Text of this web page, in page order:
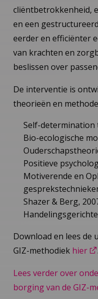
cliëntbetrokkenheid,
en een
eerder en efficiënter
van krachten en
beslissen over
De interventie is
theorieën en
​Self-determination
Bio-ecologische
Positieve
Motiverende en
Shazer & Berg,
Download en lees de
GIZ-methodiek hier
.
Lees verder over
borging van de GIZ-